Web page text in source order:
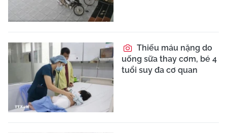
Thiếu máu nặng do
uống sữa thay cơm, bé 4
tuổi suy đa cơ quan